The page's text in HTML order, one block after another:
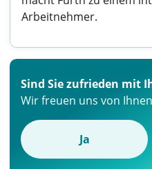
Arbeitnehmer.
Sind Sie zufrieden mit
Wir freuen uns von
Ja